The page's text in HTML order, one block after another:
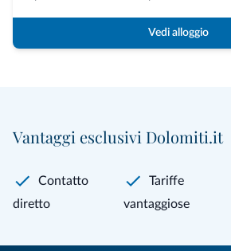
Vedi alloggio
Vantaggi esclusivi Dolomiti.it
Contatto
diretto
Tariffe
vantaggiose